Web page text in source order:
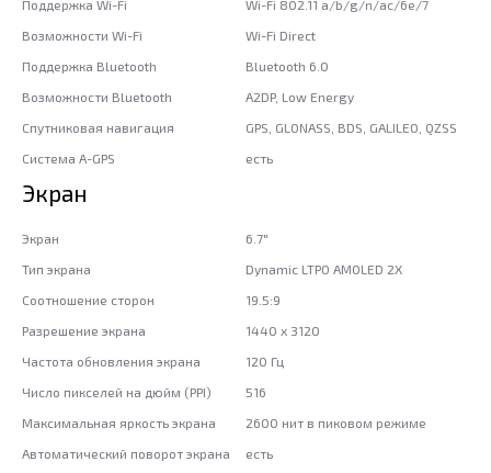
Поддержка Wi-Fi
Wi-Fi 802.11 a/b/g/n/ac/6e/7
Возможности Wi-Fi
Wi-Fi Direct
Поддержка Bluetooth
Bluetooth 6.0
Возможности Bluetooth
A2DP, Low Energy
Спутниковая навигация
GPS, GLONASS, BDS, GALILEO, QZSS
Система A-GPS
есть
Экран
Экран
6.7"
Тип экрана
Dynamic LTPO AMOLED 2X
Соотношение сторон
19.5:9
Разрешение экрана
1440 x 3120
Частота обновления экрана
120 Гц
Число пикселей на дюйм (PPI)
516
Максимальная яркость экрана
2600 нит в пиковом режиме
Автоматический поворот экрана
есть